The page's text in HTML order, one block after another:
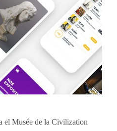
Musée de la Civilization